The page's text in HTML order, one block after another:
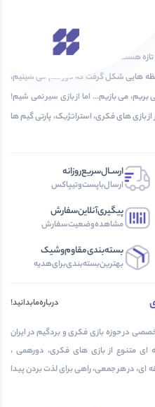
هست که دلت بخواد دوباره و دوباره بری
هایی شکل گرفت که دور هم می شینیم،
می بازیم... اما از بازی سیر نمی شیم!
بازی های فکری، استراتژیک، پارتی گیم ها
ارســال‌سریع‌روزانه
ارسال‌با‌پست‌و‌تیپاکس
پیگیری‌آنلاین‌سفارش
مشاهده‌وضعیت‌سفارش
بسته‌بندی‌مقاوم‌وشیک
بهترین‌بسته‌بندی‌برای‌هدیه
درباره‌مابدانید!
در حوزه بازی فکری و بردگیم در ایران
ای متنوع از بازی های فکری، دورهمی ،
ای، در هر جمعی، راهی برای لذت بردن پیدا